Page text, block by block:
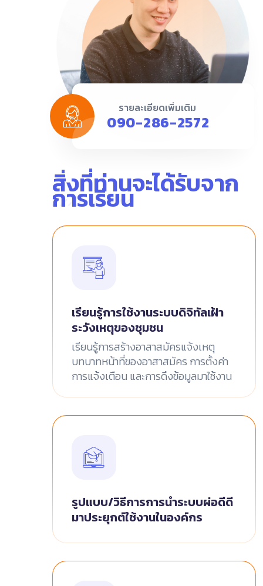
รายละเอียดเพิ่มเติม
090-286-2572
สิ่งที่ท่านจะได้รับจาก
การเรียน
เรียนรู้การใช้งานระบบดิจิทัลเฝ้า
ระวังเหตุของชุมชน
เรียนรู้การสร้างอาสาสมัครแจ้งเหตุ
บทบาทหน้าที่ของอาสาสมัคร การตั้งค่า
การแจ้งเตือน และการดึงข้อมูลมาใช้งาน
รูปแบบ/วิธีการการนำระบบผ่อดีดี
มาประยุกต์ใช้งานในองค์กร